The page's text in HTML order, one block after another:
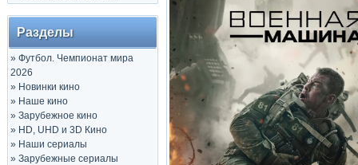
Разделы
» Футбол. Чемпионат мира
2026
» Новинки кино
» Наше кино
» Зарубежное кино
» HD, UHD и 3D Кино
» Наши сериалы
» Зарубежные сериалы